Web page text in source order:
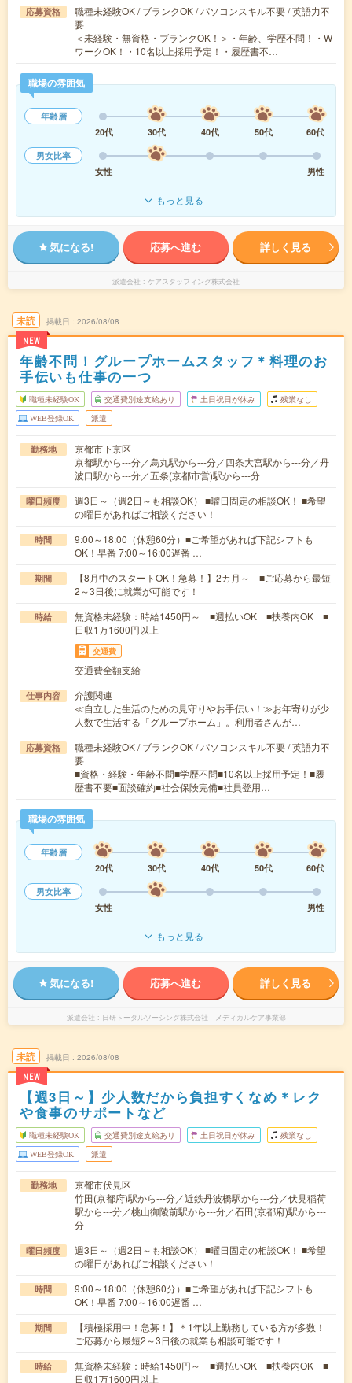
応募資格
職種未経験OK / ブランクOK / パソコンスキル不要 / 英語力不
要
＜未経験・無資格・ブランクOK！＞・年齢、学歴不問！・W
ワークOK！・10名以上採用予定！・履歴書不…
職場の雰囲気
年齢層
20代
30代 40代 50代
60代
男女比率
女性
男性
もっと見る
気になる! 応募へ進む 詳しく見る
派遣会社 ケアスタッフィング株式会社
未読
NEW
掲載日 2026/08/08
年齢不問！グループホームスタッフ＊料理のお
手伝いも仕事の一つ
職種未経験OK 交通費別途支給あり 土日祝日が休み 残業なし
WEB登録OK 派遣
勤務地
京都市下京区
京都駅から---分／烏丸駅から---分／四条大宮駅から---分／丹
波口駅から---分／五条(京都市営)駅から---分
曜日頻度
週3日～（週2日～も相談OK） ■曜日固定の相談OK！ ■希望
の曜日があればご相談ください！
時間
9:00～18:00（休憩60分）■ご希望があれば下記シフトも
OK！早番 7:00～16:00遅番 …
期間
【8月中のスタートOK！急募！】2カ月～ ■ご応募から最短
2～3日後に就業が可能です！
時給
無資格未経験：時給1450円～ ■週払いOK ■扶養内OK ■
日収1万1600円以上
交通費
交通費全額支給
仕事内容
介護関連
≪自立した生活のための見守りやお手伝い！≫お年寄りが少
人数で生活する「グループホーム」。利用者さんが…
応募資格
職種未経験OK / ブランクOK / パソコンスキル不要 / 英語力不
要
■資格・経験・年齢不問■学歴不問■10名以上採用予定！■履
歴書不要■面談確約■社会保険完備■社員登用…
職場の雰囲気
年齢層
20代
30代 40代 50代
60代
男女比率
女性
男性
もっと見る
気になる! 応募へ進む 詳しく見る
派遣会社 日研トータルソーシング株式会社 メディカルケア事業部
未読
NEW
掲載日 2026/08/08
【週3日～】少人数だから負担すくなめ＊レク
や食事のサポートなど
職種未経験OK 交通費別途支給あり 土日祝日が休み 残業なし
WEB登録OK 派遣
勤務地
京都市伏見区
竹田(京都府)駅から---分／近鉄丹波橋駅から---分／伏見稲荷
駅から---分／桃山御陵前駅から---分／石田(京都府)駅から---
分
曜日頻度
週3日～（週2日～も相談OK） ■曜日固定の相談OK！ ■希望
の曜日があればご相談ください！
時間
9:00～18:00（休憩60分）■ご希望があれば下記シフトも
OK！早番 7:00～16:00遅番 …
期間
【積極採用中！急募！】＊1年以上勤務している方が多数！
ご応募から最短2～3日後の就業も相談可能です！
時給
無資格未経験：時給1450円～ ■週払いOK ■扶養内OK ■
日収1万1600円以上